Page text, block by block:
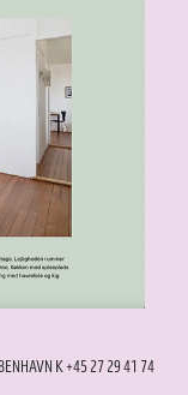
K +45 27 29 41 74